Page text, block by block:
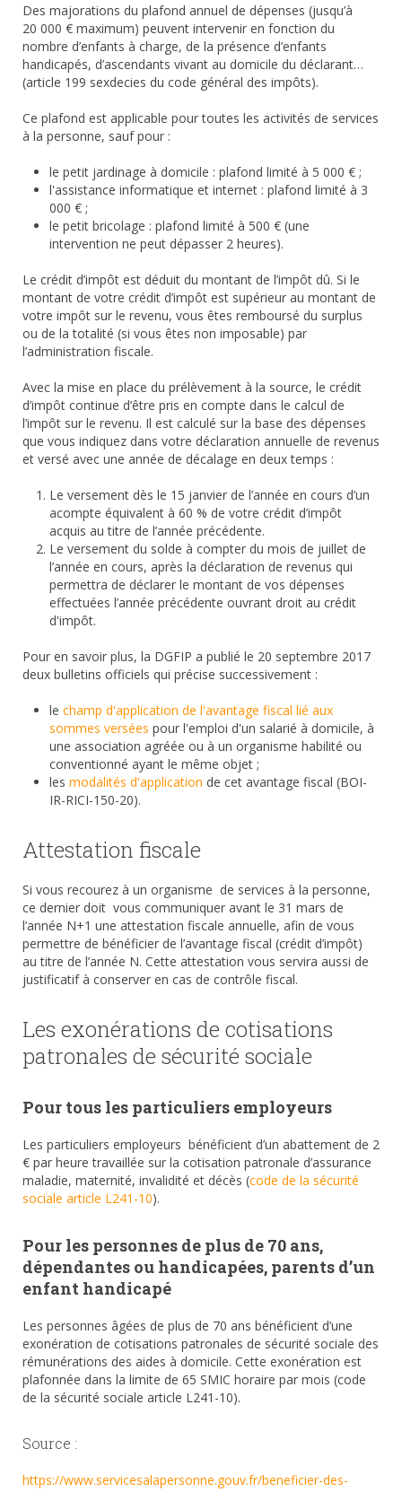
Des majorations du plafond annuel de dépenses (jusqu’à
20 000 € maximum) peuvent intervenir en fonction du
nombre d’enfants à charge, de la présence d’enfants
handicapés, d’ascendants vivant au domicile du déclarant…
(article 199 sexdecies du code général des impôts).
Ce plafond est applicable pour toutes les activités de services
à la personne, sauf pour :
le petit jardinage à domicile : plafond limité à 5 000 € ;
l'assistance informatique et internet : plafond limité à 3
000 € ;
le petit bricolage : plafond limité à 500 € (une
intervention ne peut dépasser 2 heures).
Le crédit d’impôt est déduit du montant de l’impôt dû. Si le
montant de votre crédit d’impôt est supérieur au montant de
votre impôt sur le revenu, vous êtes remboursé du surplus
ou de la totalité (si vous êtes non imposable) par
l’administration fiscale.
Avec la mise en place du prélèvement à la source, le crédit
d’impôt continue d’être pris en compte dans le calcul de
l’impôt sur le revenu. Il est calculé sur la base des dépenses
que vous indiquez dans votre déclaration annuelle de revenus
et versé avec une année de décalage en deux temps :
Le versement dès le 15 janvier de l’année en cours d’un
acompte équivalent à 60 % de votre crédit d’impôt
acquis au titre de l’année précédente.
Le versement du solde à compter du mois de juillet de
l’année en cours, après la déclaration de revenus qui
permettra de déclarer le montant de vos dépenses
effectuées l’année précédente ouvrant droit au crédit
d'impôt.
Pour en savoir plus, la DGFIP a publié le 20 septembre 2017
deux bulletins officiels qui précise successivement :
le champ d'application de l'avantage fiscal lié aux
sommes versées pour l'emploi d'un salarié à domicile, à
une association agréée ou à un organisme habilité ou
conventionné ayant le même objet ;
les modalités d'application de cet avantage fiscal (BOI-
IR-RICI-150-20).
Attestation fiscale
Si vous recourez à un organisme de services à la personne,
ce dernier doit vous communiquer avant le 31 mars de
l’année N+1 une attestation fiscale annuelle, afin de vous
permettre de bénéficier de l’avantage fiscal (crédit d’impôt)
au titre de l’année N. Cette attestation vous servira aussi de
justificatif à conserver en cas de contrôle fiscal.
Les exonérations de cotisations
patronales de sécurité sociale
Pour tous les particuliers employeurs
Les particuliers employeurs bénéficient d’un abattement de 2
€ par heure travaillée sur la cotisation patronale d’assurance
maladie, maternité, invalidité et décès (code de la sécurité
sociale article L241-10).
Pour les personnes de plus de 70 ans,
dépendantes ou handicapées, parents d’un
enfant handicapé
Les personnes âgées de plus de 70 ans bénéficient d’une
exonération de cotisations patronales de sécurité sociale des
rémunérations des aides à domicile. Cette exonération est
plafonnée dans la limite de 65 SMIC horaire par mois (code
de la sécurité sociale article L241-10).
Source :
https://www.servicesalapersonne.gouv.fr/beneficier-des-